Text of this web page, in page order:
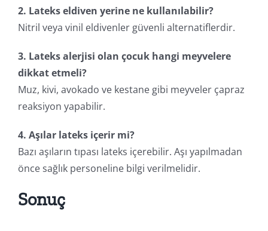
2. Lateks eldiven yerine ne kullanılabilir?
Nitril veya vinil eldivenler güvenli alternatiflerdir.
3. Lateks alerjisi olan çocuk hangi meyvelere
dikkat etmeli?
Muz, kivi, avokado ve kestane gibi meyveler çapraz
reaksiyon yapabilir.
4. Aşılar lateks içerir mi?
Bazı aşıların tıpası lateks içerebilir. Aşı yapılmadan
önce sağlık personeline bilgi verilmelidir.
Sonuç